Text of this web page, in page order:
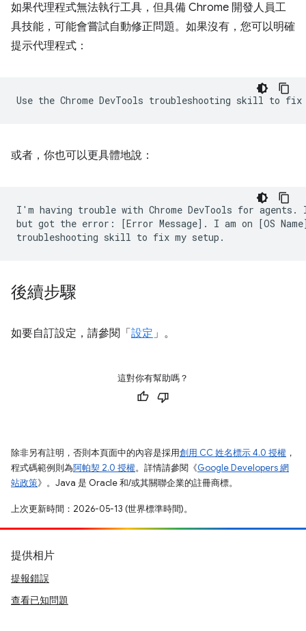
如果代理程式無法執行工具，但具備 Chrome 開發人員工
具技能，可能會嘗試自動修正問題。如果沒有，您可以明確
提示代理程式：
或者，你也可以更具體地說：
I'm having trouble with Chrome DevTools for
but got the error: [Error Message]. I am on [OS
後續步驟
如要自訂設定，請參閱「 設定」。
這對你有幫助嗎？
除非另有註明，否則本頁面中的內容是採用創用 CC 姓名標示 4.0 授權 ，
程式碼範例則為阿帕契 2.0 授權。詳情請參閱《Google Developers 網
站政策》。Java 是 Oracle 和/或其關聯企業的註冊商標。
上次更新時間：2026-05-13 (世界標準時間)。
提供相片
提報錯誤
查看已知問題